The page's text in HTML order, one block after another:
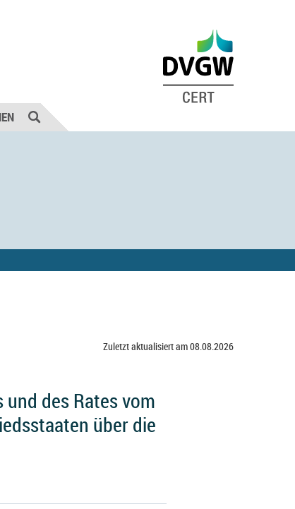
Zuletzt aktualisiert am 08.08.2026
des Rates vom
über die